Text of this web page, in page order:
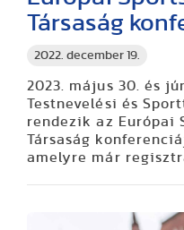
2022. december 19.
Társaság
2023. május 30. és
Testnevelési és
rendezik az Európai
Társaság
amelyre már